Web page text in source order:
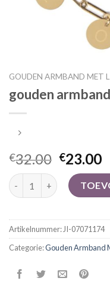
GOUDEN ARMBAND MET
gouden
€32.00 €23.00
gouden armband met
Artikelnummer:JI-07071174
Categorie:Gouden Armband